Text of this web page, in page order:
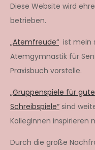
Diese Website wird
betrieben.
„Atemfreude“ ist mein
Atemgymnastik für
Praxisbuch vorstelle.
„Gruppenspiele für
Schreibspiele“ sind
KollegInnen inspirieren
Durch die große